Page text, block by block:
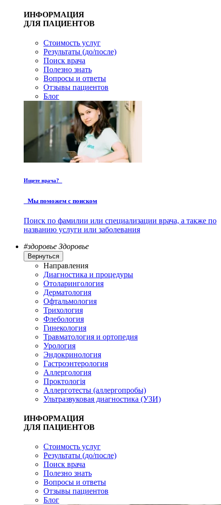
ИНФОРМАЦИЯ
ДЛЯ ПАЦИЕНТОВ
Стоимость услуг
Результаты (до/после)
Поиск врача
Полезно знать
Вопросы и ответы
Отзывы пациентов
Блог
Ищете врача?
Мы поможем с поиском
Поиск по фамилии или специализации врача, а также по
названию услуги или заболевания
#здоровье Здоровье
Вернуться
Направления
Диагностика и процедуры
Отоларингология
Дерматология
Офтальмология
Трихология
Флебология
Гинекология
Травматология и ортопедия
Урология
Эндокринология
Гастроэнтерология
Аллергология
Проктологія
Аллерготесты (аллергопробы)
Ультразвуковая диагностика (УЗИ)
ИНФОРМАЦИЯ
ДЛЯ ПАЦИЕНТОВ
Стоимость услуг
Результаты (до/после)
Поиск врача
Полезно знать
Вопросы и ответы
Отзывы пациентов
Блог